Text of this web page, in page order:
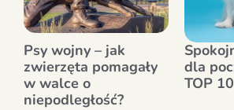
Psy wojny – jak
zwierzęta pomagały
w walce o
niepodległość?
dla
TOP 10